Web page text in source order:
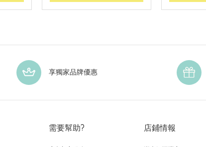
享獨家品牌優惠
需要幫助? 店鋪情報